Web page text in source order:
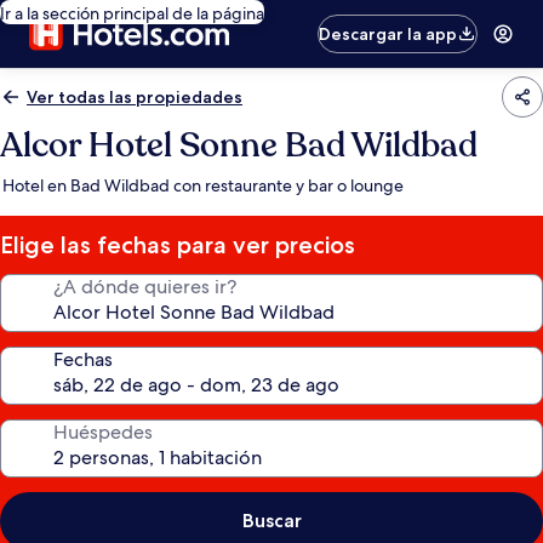
Ir a la sección principal de la página
Descargar la app
Ver todas las propiedades
Alcor Hotel Sonne Bad Wildbad
Hotel en Bad Wildbad con restaurante y bar o lounge
Elige las fechas para ver precios
¿A dónde quieres ir?
Fechas
Huéspedes
Buscar